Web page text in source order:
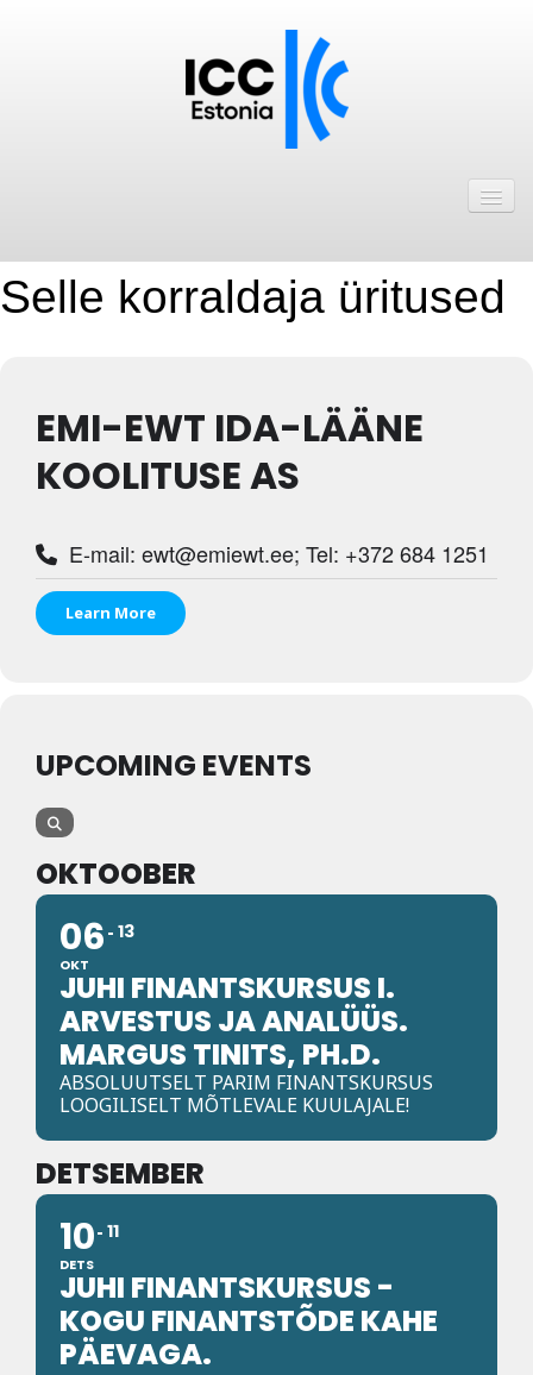
Liikmed
Astu ICC Eesti liikmeks!
Kalender
Tegevused
Publikatsioonid
ICC WBO
ICC komisjonid
Digiraamatukogu
Juhendid ja väljaanded
Videod
Kontakt
Liitu meililistiga
Incoterms® 2020
Abimaterjalid
Projektid
Selle korraldaja üritused
EMI-EWT IDA-LÄÄNE
KOOLITUSE AS
E-mail: ewt@emiewt.ee; Tel: +372 684 1251
Learn More
UPCOMING EVENTS
OKTOOBER
06
OKT
13
JUHI FINANTSKURSUS I.
ARVESTUS JA ANALÜÜS.
MARGUS TINITS, PH.D.
ABSOLUUTSELT PARIM FINANTSKURSUS
LOOGILISELT MÕTLEVALE KUULAJALE!
DETSEMBER
10
DETS
11
JUHI FINANTSKURSUS -
KOGU FINANTSTÕDE KAHE
PÄEVAGA.